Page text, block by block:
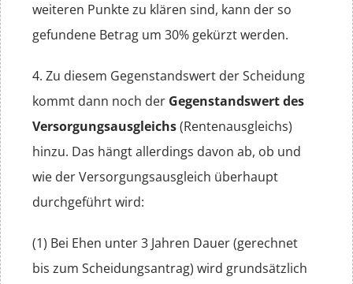
weiteren Punkte zu klären sind, kann der so
gefundene Betrag um 30% gekürzt werden.
4. Zu diesem Gegenstandswert der Scheidung
kommt dann noch der Gegenstandswert des
Versorgungsausgleichs(Rentenausgleichs)
hinzu. Das hängt allerdings davon ab, ob und
wie der Versorgungsausgleich überhaupt
durchgeführt wird:
(1) Bei Ehen unter 3 Jahren Dauer (gerechnet
bis zum Scheidungsantrag) wird grundsätzlich